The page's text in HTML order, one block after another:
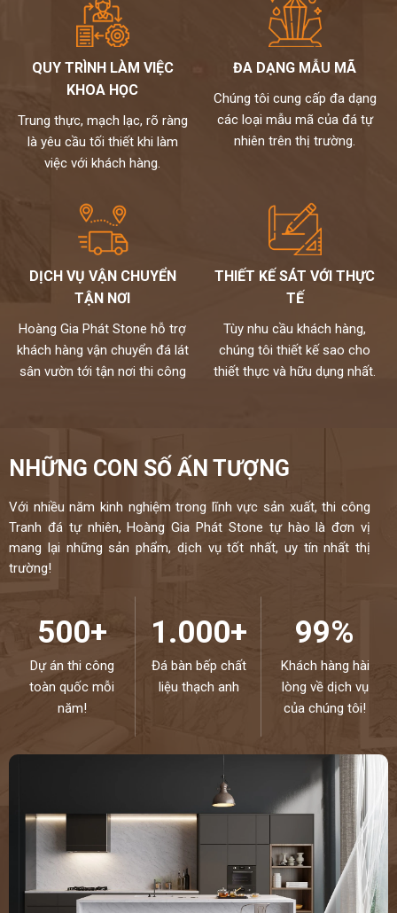
QUY TRÌNH LÀM VIỆC
KHOA HỌC
Trung thực, mạch lạc, rõ ràng
là yêu cầu tối thiết khi làm
việc với khách hàng.
ĐA DẠNG MẪU MÃ
Chúng tôi cung cấp đa dạng
các loại mẫu mã của đá tự
nhiên trên thị trường.
DỊCH VỤ VẬN CHUYỂN
TẬN NƠI
Hoàng Gia Phát Stone hỗ trợ
khách hàng vận chuyển đá lát
sân vườn tới tận nơi thi công
THIẾT KẾ SÁT VỚI THỰC
TẾ
Tùy nhu cầu khách hàng,
chúng tôi thiết kế sao cho
thiết thực và hữu dụng nhất.
NHỮNG CON SỐ ẤN TƯỢNG
Với nhiều năm kinh nghiệm trong lĩnh vực sản xuất, thi công
Tranh đá tự nhiên, Hoàng Gia Phát Stone tự hào là đơn vị
mang lại những sản phẩm, dịch vụ tốt nhất, uy tín nhất thị
trường!
500+
Dự án thi công
toàn quốc mỗi
năm!
1.000+
Đá bàn bếp chất
liệu thạch anh
99%
Khách hàng hài
lòng về dịch vụ
của chúng tôi!